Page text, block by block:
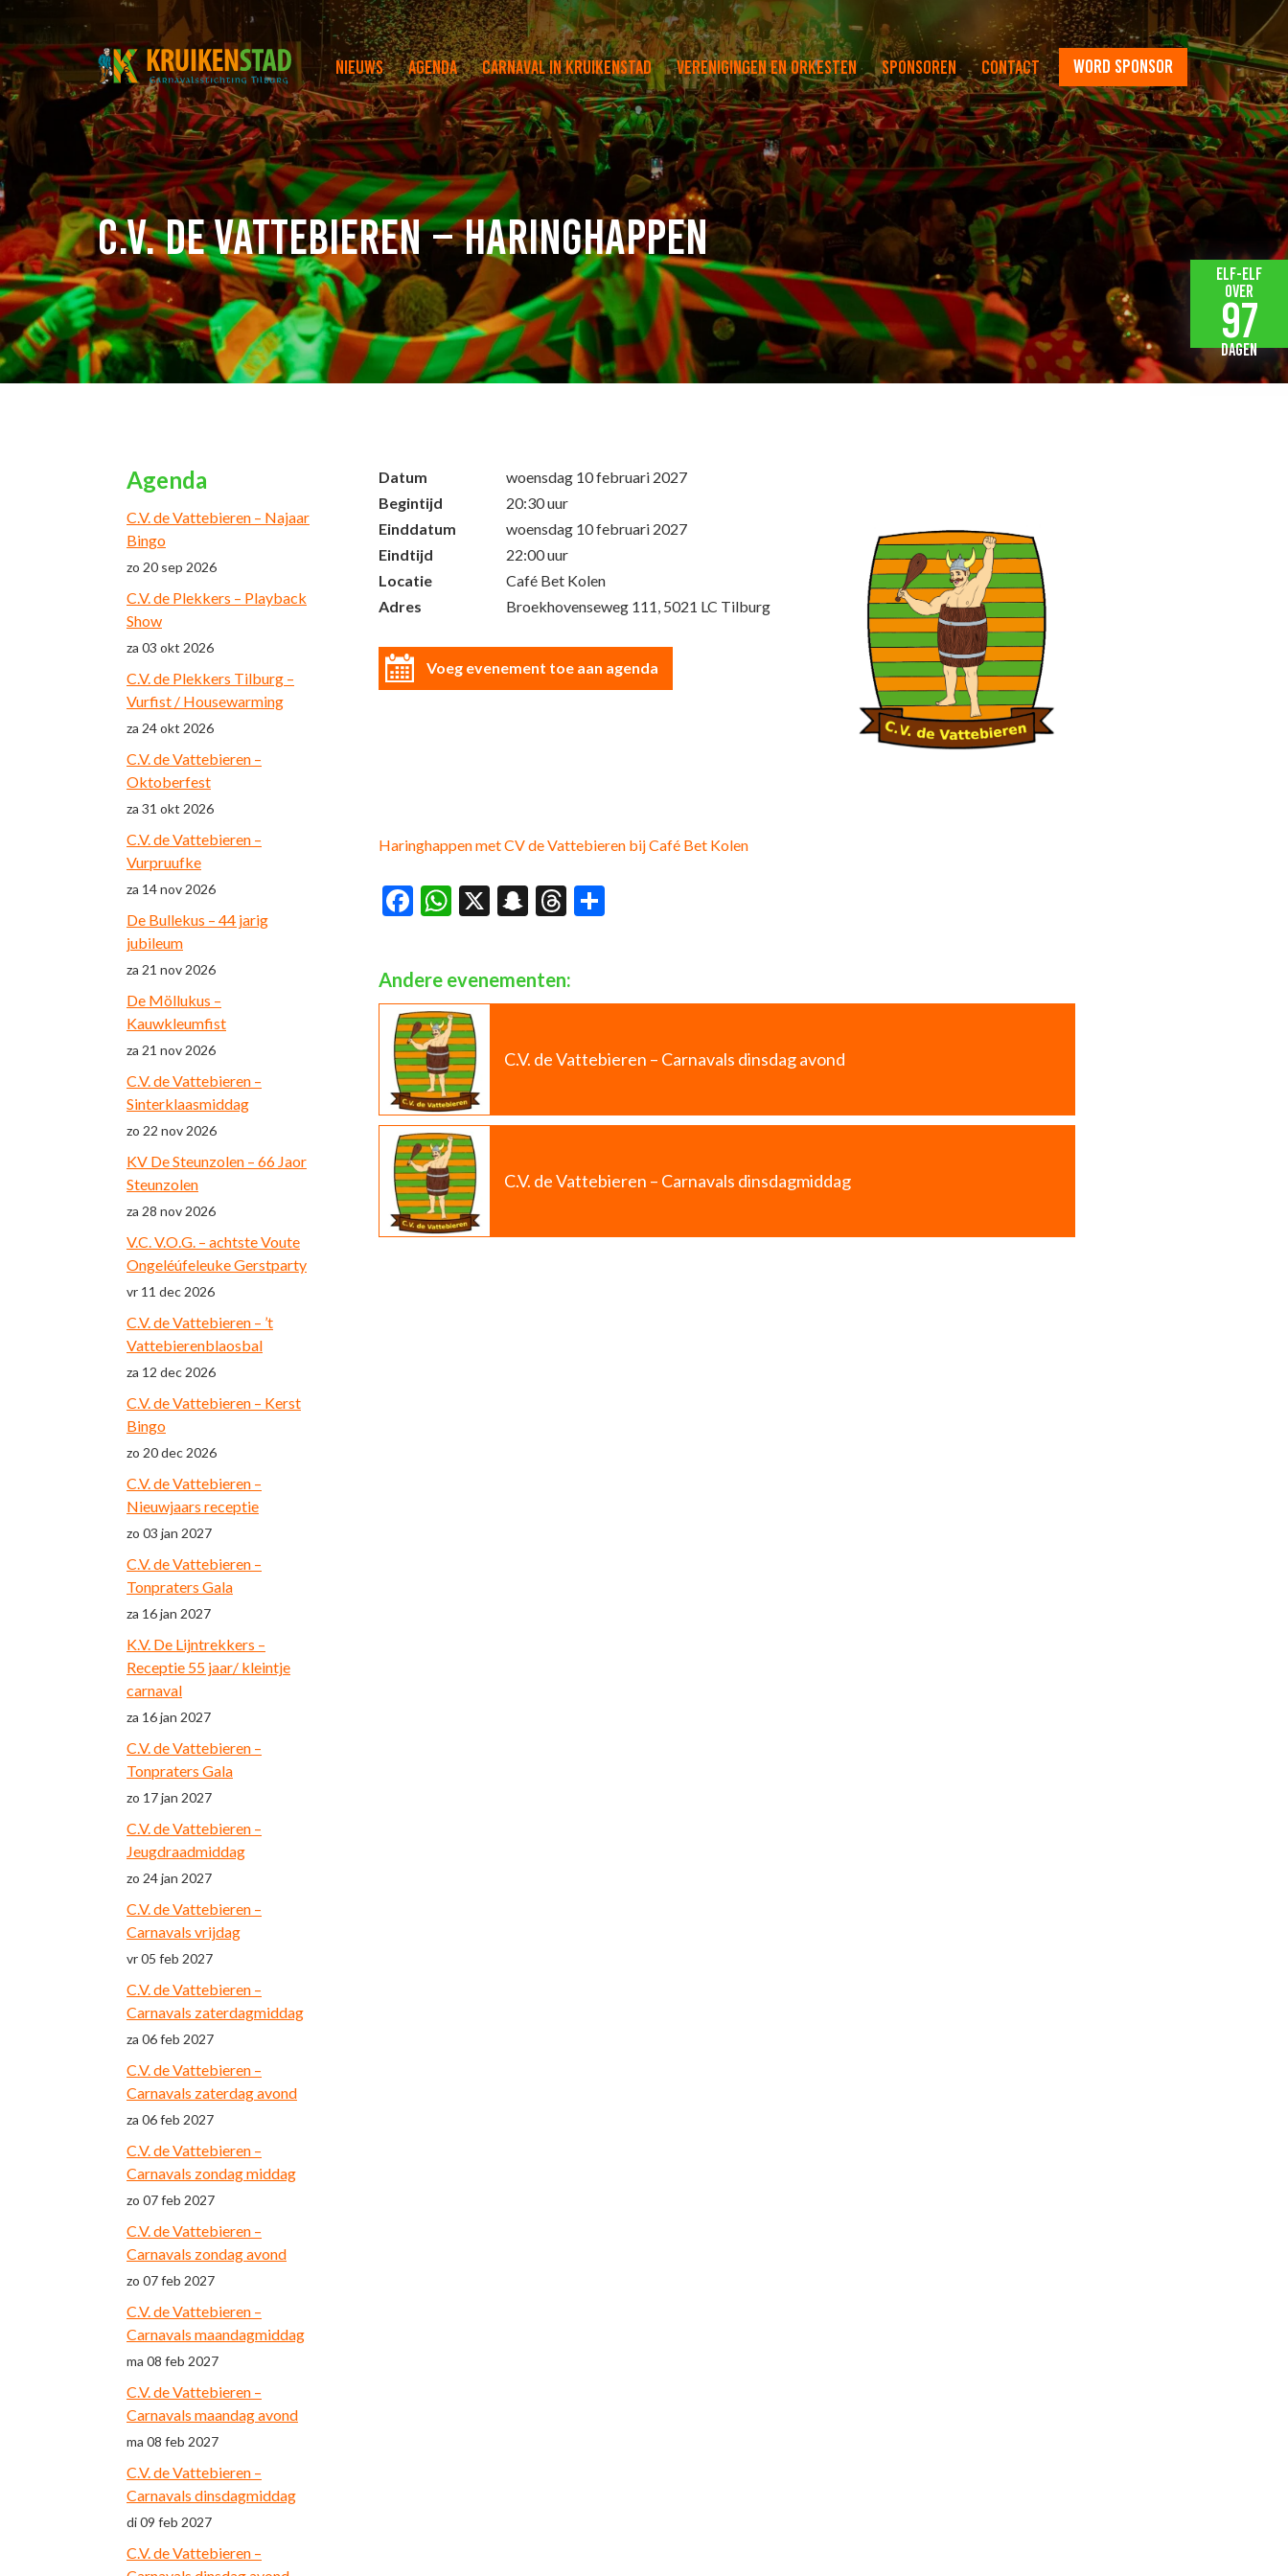
Nieuws Agenda Carnaval in Kruikenstad Verenigingen en orkesten Sponsoren Contact word sponsor
C.V. de Vattebieren – Haringhappen
Agenda
C.V. de Vattebieren – Najaar
Bingo
zo 20 sep 2026
C.V. de Plekkers – Playback
Show
za 03 okt 2026
C.V. de Plekkers Tilburg –
Vurfist / Housewarming
za 24 okt 2026
C.V. de Vattebieren –
Oktoberfest
za 31 okt 2026
C.V. de Vattebieren –
Vurpruufke
za 14 nov 2026
De Bullekus – 44 jarig
jubileum
za 21 nov 2026
De Möllukus –
Kauwkleumfist
za 21 nov 2026
C.V. de Vattebieren –
Sinterklaasmiddag
zo 22 nov 2026
KV De Steunzolen – 66 Jaor
Steunzolen
za 28 nov 2026
V.C. V.O.G. – achtste Voute
Ongeléúfeleuke Gerstparty
vr 11 dec 2026
C.V. de Vattebieren – ’t
Vattebierenblaosbal
za 12 dec 2026
C.V. de Vattebieren – Kerst
Bingo
zo 20 dec 2026
C.V. de Vattebieren –
Nieuwjaars receptie
zo 03 jan 2027
C.V. de Vattebieren –
Tonpraters Gala
za 16 jan 2027
K.V. De Lijntrekkers –
Receptie 55 jaar/ kleintje
carnaval
za 16 jan 2027
C.V. de Vattebieren –
Tonpraters Gala
zo 17 jan 2027
C.V. de Vattebieren –
Jeugdraadmiddag
zo 24 jan 2027
C.V. de Vattebieren –
Carnavals vrijdag
vr 05 feb 2027
C.V. de Vattebieren –
Carnavals zaterdagmiddag
za 06 feb 2027
C.V. de Vattebieren –
Carnavals zaterdag avond
za 06 feb 2027
C.V. de Vattebieren –
Carnavals zondag middag
zo 07 feb 2027
C.V. de Vattebieren –
Carnavals zondag avond
zo 07 feb 2027
C.V. de Vattebieren –
Carnavals maandagmiddag
ma 08 feb 2027
C.V. de Vattebieren –
Carnavals maandag avond
ma 08 feb 2027
C.V. de Vattebieren –
Carnavals dinsdagmiddag
di 09 feb 2027
C.V. de Vattebieren –
Datum
woensdag 10 februari 2027
Begintijd
20:30 uur
Einddatum
woensdag 10 februari 2027
Eindtijd
22:00 uur
Locatie
Café Bet Kolen
Adres
Broekhovenseweg 111, 5021 LC Tilburg
Voeg evenement toe aan agenda
Haringhappen met CV de Vattebieren bij Café Bet Kolen
Facebook
WhatsApp
X Snapchat
Threads
Delen
Andere evenementen:
C.V. de Vattebieren – Carnavals dinsdag avond
C.V. de Vattebieren – Carnavals dinsdagmiddag
Elf-elf
over
97
dagen